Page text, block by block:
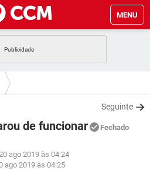
MENU
GMAIL
GMAIL
WHATSAPP
EXCEL
WHATSAPP
Seguinte
de funcionar Fechado
ago 2019 às 04:24
ago 2019 às 04:25